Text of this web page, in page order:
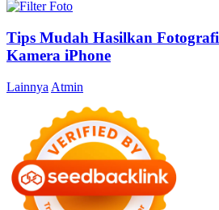
Tips Mudah Hasilkan
Kamera iPhone
Lainnya Atmin